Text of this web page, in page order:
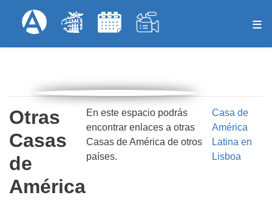
al
Menú Superior
Otras
Casas
de
América
En este espacio podrás
encontrar enlaces a otras
Casas de América de otros
países.
Casa de
América
Latina en
Lisboa